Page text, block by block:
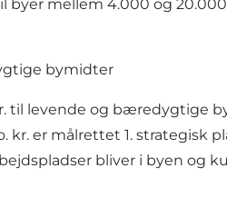
byer mellem 4.000 og
bymidter
til levende og bæredygtige
kr. er målrettet 1.
bliver i byen og